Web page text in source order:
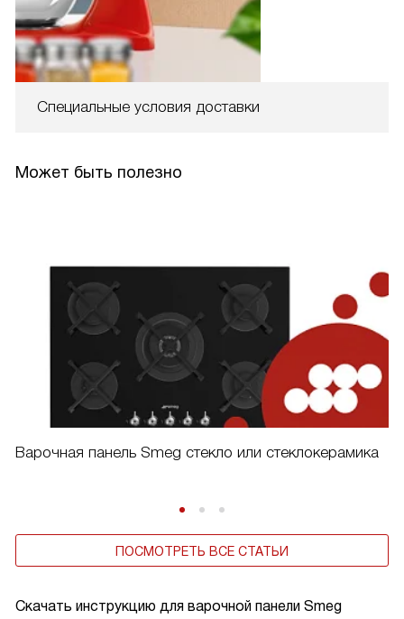
Скачать инструкцию для варочной панели Smeg
Специальные условия доставки
Может быть полезно
Варочная панель Smeg стекло или стеклокерамика
ПОСМОТРЕТЬ ВСЕ СТАТЬИ